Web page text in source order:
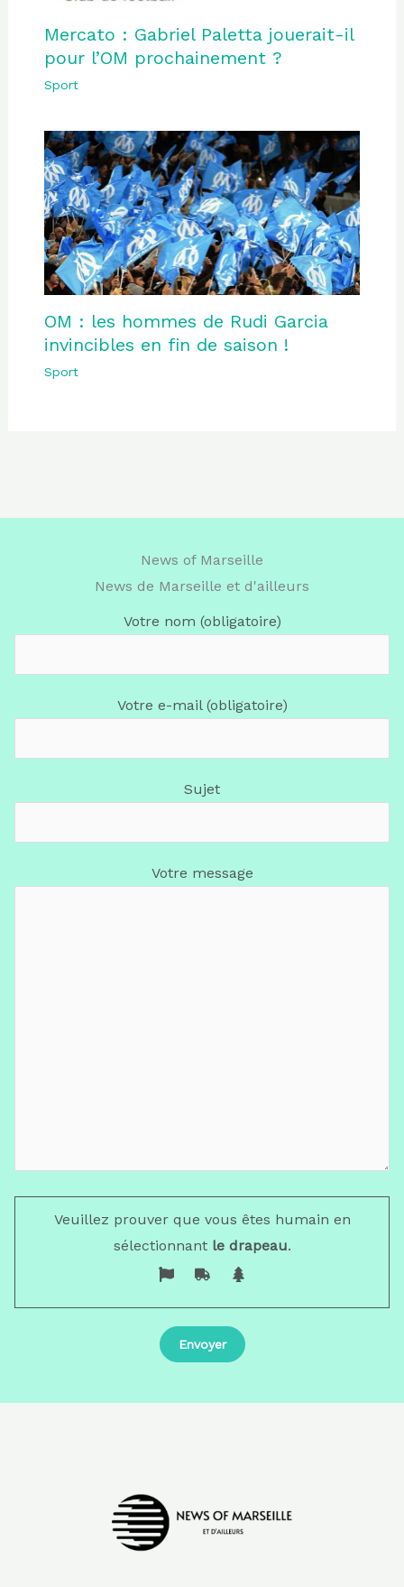
Mercato : Gabriel Paletta jouerait-il
pour l’OM prochainement ?
Sport
OM : les hommes de Rudi Garcia
invincibles en fin de saison !
Sport
News of Marseille
News de Marseille et d'ailleurs
Votre nom (obligatoire)
Votre e-mail (obligatoire)
Sujet
Votre message
Veuillez prouver que vous êtes humain en
sélectionnantle drapeau.